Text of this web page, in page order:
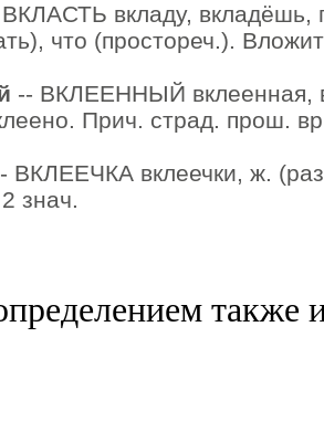
вкладу, вкладёшь,
что (простореч.).
-- ВКЛЕЕННЫЙ вклеенная,
Прич. страд. прош.
ВКЛЕЕЧКА вклеечки, ж.
знач.
также